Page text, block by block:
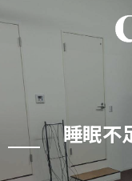
睡眠不